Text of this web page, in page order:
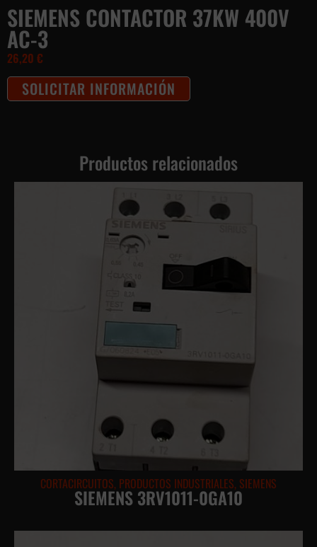
SIEMENS CONTACTOR 37KW 400V
AC-3
26,20 €
SOLICITAR INFORMACIÓN
Productos relacionados
CORTACIRCUITOS, PRODUCTOS INDUSTRIALES, SIEMENS
SIEMENS 3RV1011-0GA10